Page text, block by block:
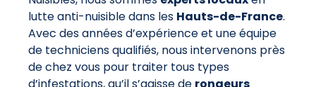
lutte anti-nuisible dans les Hauts-de-France.
Avec des années d’expérience et une équipe
de techniciens qualifiés, nous intervenons près
de chez vous pour traiter tous types